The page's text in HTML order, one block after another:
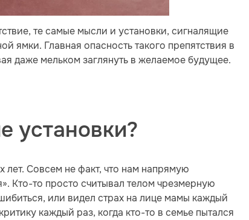
те самые мысли и установки, сигналящие
ямки. Главная опасность такого препятствия в
даже мельком заглянуть в желаемое будущее.
установки?
лет. Совсем не факт, что нам напрямую
Кто-то просто считывал телом чрезмерную
или видел страх на лице мамы каждый
каждый раз, когда кто-то в семье пытался